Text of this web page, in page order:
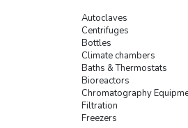
Autoclaves
Centrifuges
Bottles
Climate chambers
Baths & Thermostats
Bioreactors
Chromatography
Filtration
Freezers